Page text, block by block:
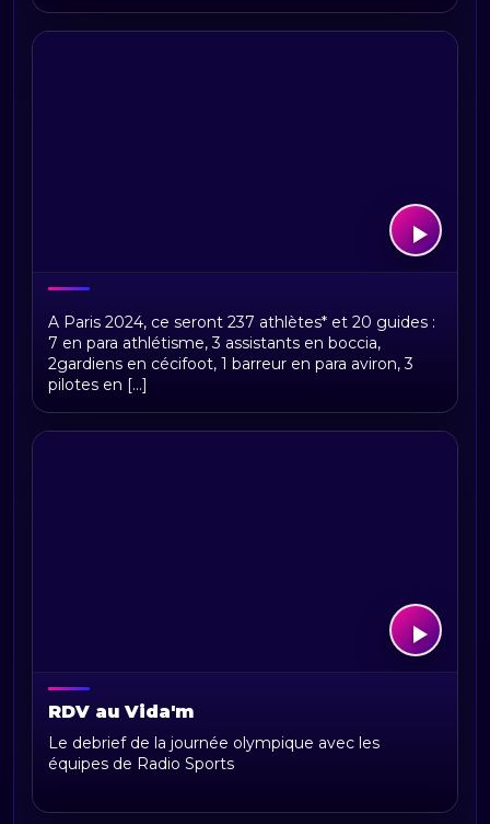
Bonsoir Paris
A Paris 2024, ce seront 237 athlètes* et 20 guides :
7 en para athlétisme, 3 assistants en boccia,
2gardiens en cécifoot, 1 barreur en para aviron, 3
pilotes en [...]
RDV au Vida'm
Le debrief de la journée olympique avec les
équipes de Radio Sports